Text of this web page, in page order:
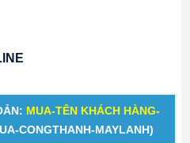
MUA-TÊN KHÁCH HÀNG-
CONGTHANH-MAYLANH)